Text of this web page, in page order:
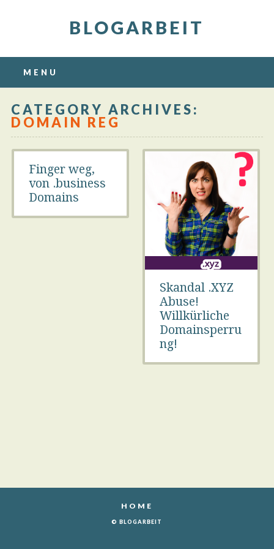
BLOGARBEIT
Main menu
MENU
CATEGORY ARCHIVES:
DOMAIN REG
Finger weg,
von .business
Domains
Skandal .XYZ
Abuse!
Willkürliche
Domainsperru
ng!
HOME
© BLOGARBEIT